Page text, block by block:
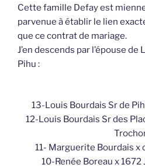
Cette famille Defay est
parvenue à établir le lien
que ce contrat de mariage.
J’en descends par l’épouse
Pihu :
13-Louis Bourdais Sr de
12-Louis Bourdais Sr des
11- Marguerite Bourdais x
10-Renée Boreau x 1672